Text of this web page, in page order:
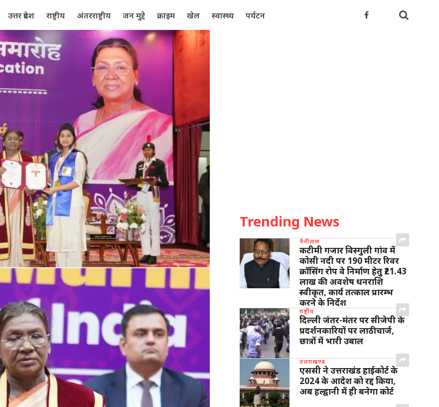
उत्तर प्रदेश राष्ट्रीय अंतरराष्ट्रीय जन मुद्दे क्राइम खेल स्वास्थ्य पर्यटन
Trending News
नैनीताल
कटीमी गजार विस्गुली गांव में
कोसी नदी पर 190 मीटर रिवर
क्रॉसिंग रोप वे निर्माण हेतु ₹21.43
लाख की अवशेष धनराशि
स्वीकृत, कार्य तत्काल प्रारम्भ
करने के निर्देश
राष्ट्रीय
दिल्ली जंतर-मंतर पर सीजेपी के
प्रदर्शनकारियों पर लाठीचार्ज,
छात्रों में भारी उबाल
उत्तराखण्ड
एससी ने उत्तराखंड हाईकोर्ट के
2024 के आदेश को रद्द किया,
अब हल्द्वानी में ही बनेगा कोर्ट